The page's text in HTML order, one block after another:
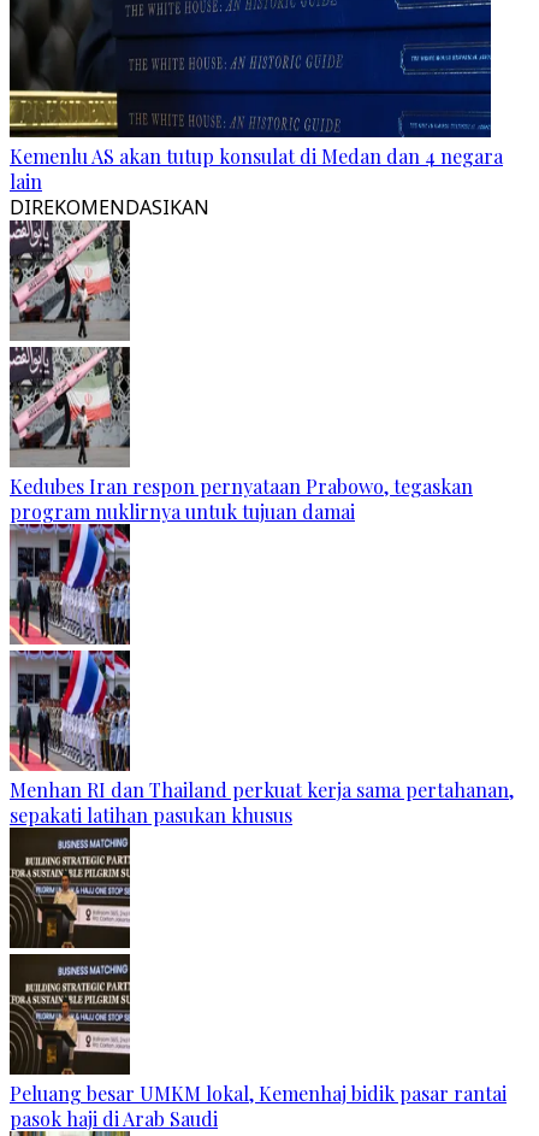
Kemenlu AS akan tutup konsulat di Medan dan 4 negara
lain
DIREKOMENDASIKAN
Kedubes Iran respon pernyataan Prabowo, tegaskan
program nuklirnya untuk tujuan damai
Menhan RI dan Thailand perkuat kerja sama pertahanan,
sepakati latihan pasukan khusus
Peluang besar UMKM lokal, Kemenhaj bidik pasar rantai
pasok haji di Arab Saudi